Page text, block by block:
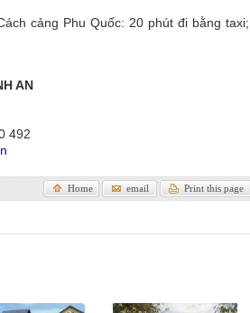
cảng Phu Quốc: 20 phút đi bằng taxi;
AN
492
Print this page
email
Home